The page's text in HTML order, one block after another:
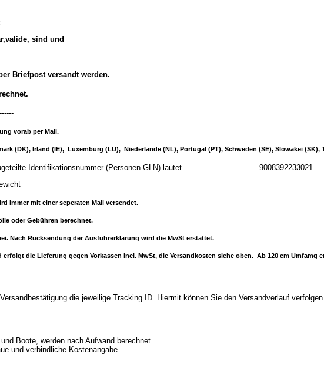
sind und
Briefpost versandt werden.
vorab per Mail.
(DK), Irland (IE), Luxemburg (LU), Niederlande (NL), Portugal (PT), Schweden (SE), Slowakei (SK),
zugeteilte Identifikationsnummer (Personen-GLN) lautet 9008392233021
immer mit einer seperaten Mail versendet.
oder Gebühren berechnet.
Nach Rücksendung der Ausfuhrerklärung wird die MwSt erstattet.
die Lieferung gegen Vorkassen incl. MwSt, die Versandkosten siehe oben. Ab 120 cm
die jeweilige Tracking ID. Hiermit können Sie den Versandverlauf verfolgen.
Boote, werden nach Aufwand berechnet.
und verbindliche Kostenangabe.